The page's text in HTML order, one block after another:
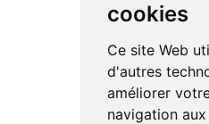
cookies
Ce site Web
d'autres
améliorer
navigation